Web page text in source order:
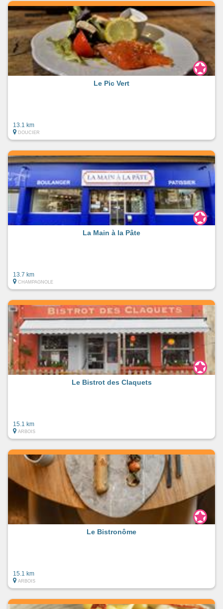
Le Pic Vert
13.1 km
DOUCIER
La Main à la Pâte
13.7 km
CHAMPAGNOLE
Le Bistrot des Claquets
15.1 km
ARBOIS
Le Bistronôme
15.1 km
ARBOIS